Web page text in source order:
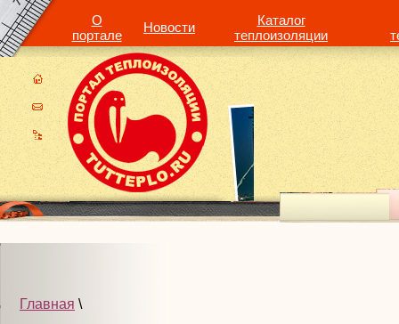
О
портале
Новости
Каталог
теплоизоляции
Главная \